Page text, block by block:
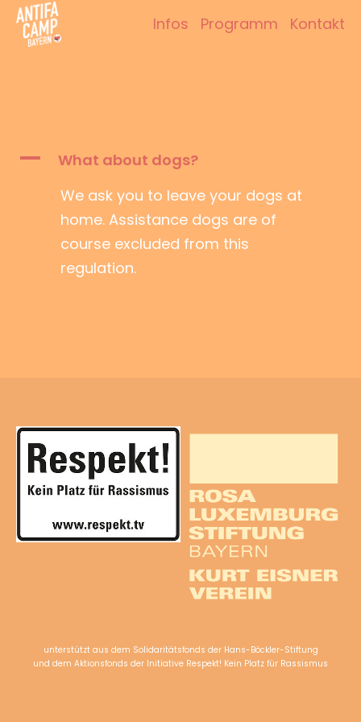
Zum
Inhalt
Infos Programm Kontakt
A
What about dogs?
We ask you to leave your dogs at
home. Assistance dogs are of
course excluded from this
regulation.
unterstützt aus dem Solidaritätsfonds der Hans-Böckler-Stiftung
und dem Aktionsfonds der Initiative Respekt! Kein Platz für Rassismus